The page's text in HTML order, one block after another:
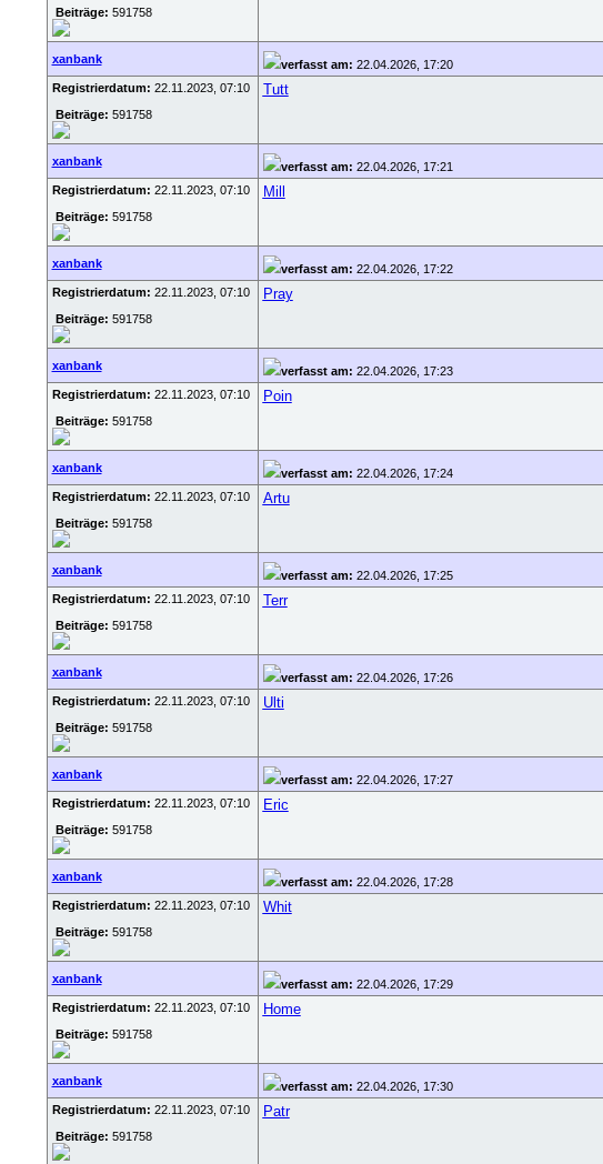
Beiträge: 591758
xanbank verfasst am: 22.04.2026, 17:20
Registrierdatum: 22.11.2023, 07:10
Beiträge: 591758
Tutt
xanbank verfasst am: 22.04.2026, 17:21
Registrierdatum: 22.11.2023, 07:10
Beiträge: 591758
Mill
xanbank verfasst am: 22.04.2026, 17:22
Registrierdatum: 22.11.2023, 07:10
Beiträge: 591758
Pray
xanbank verfasst am: 22.04.2026, 17:23
Registrierdatum: 22.11.2023, 07:10
Beiträge: 591758
Poin
xanbank verfasst am: 22.04.2026, 17:24
Registrierdatum: 22.11.2023, 07:10
Beiträge: 591758
Artu
xanbank verfasst am: 22.04.2026, 17:25
Registrierdatum: 22.11.2023, 07:10
Beiträge: 591758
Terr
xanbank verfasst am: 22.04.2026, 17:26
Registrierdatum: 22.11.2023, 07:10
Beiträge: 591758
Ulti
xanbank verfasst am: 22.04.2026, 17:27
Registrierdatum: 22.11.2023, 07:10
Beiträge: 591758
Eric
xanbank verfasst am: 22.04.2026, 17:28
Registrierdatum: 22.11.2023, 07:10
Beiträge: 591758
Whit
xanbank verfasst am: 22.04.2026, 17:29
Registrierdatum: 22.11.2023, 07:10
Beiträge: 591758
Home
xanbank verfasst am: 22.04.2026, 17:30
Registrierdatum: 22.11.2023, 07:10
Beiträge: 591758
Patr